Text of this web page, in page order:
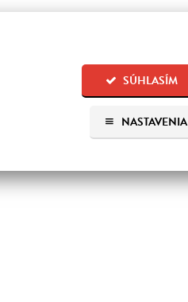
SÚHLASÍM
NASTAVENIA